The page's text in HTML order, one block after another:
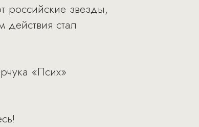
российские звезды,
действия стал
«Псих»